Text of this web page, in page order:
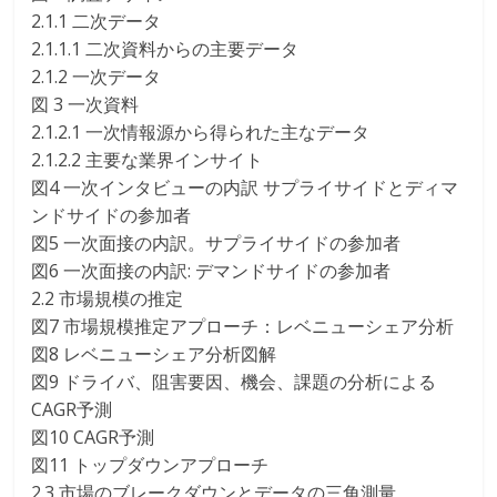
2.1.1 二次データ
2.1.1.1 二次資料からの主要データ
2.1.2 一次データ
図 3 一次資料
2.1.2.1 一次情報源から得られた主なデータ
2.1.2.2 主要な業界インサイト
図4 一次インタビューの内訳 サプライサイドとディマ
ンドサイドの参加者
図5 一次面接の内訳。サプライサイドの参加者
図6 一次面接の内訳: デマンドサイドの参加者
2.2 市場規模の推定
図7 市場規模推定アプローチ：レベニューシェア分析
図8 レベニューシェア分析図解
図9 ドライバ、阻害要因、機会、課題の分析による
CAGR予測
図10 CAGR予測
図11 トップダウンアプローチ